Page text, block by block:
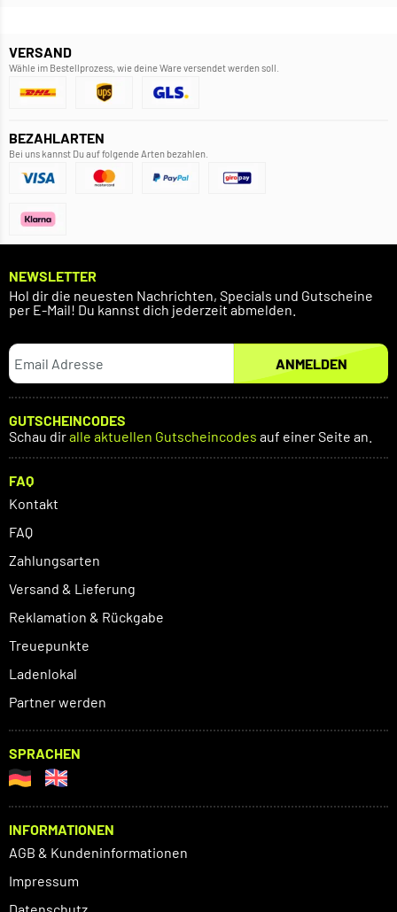
VERSAND
Wähle im Bestellprozess, wie deine Ware versendet werden soll.
BEZAHLARTEN
Bei uns kannst Du auf folgende Arten bezahlen.
NEWSLETTER
Hol dir die neuesten Nachrichten, Specials und Gutscheine
per E-Mail! Du kannst dich jederzeit abmelden.
ANMELDEN
GUTSCHEINCODES
Schau diralle aktuellen Gutscheincodes auf einer Seite an.
FAQ
Kontakt
FAQ
Zahlungsarten
Versand & Lieferung
Reklamation & Rückgabe
Treuepunkte
Ladenlokal
Partner werden
SPRACHEN
INFORMATIONEN
AGB & Kundeninformationen
Impressum